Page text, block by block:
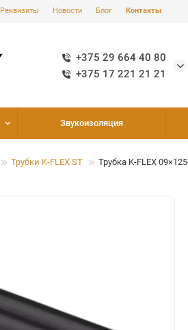
Реквизиты Новости Блог Контакты
+375 29 664 40 80
+375 17 221 21 21
Звукоизоляция
Трубки K-FLEX ST Трубка K-FLEX